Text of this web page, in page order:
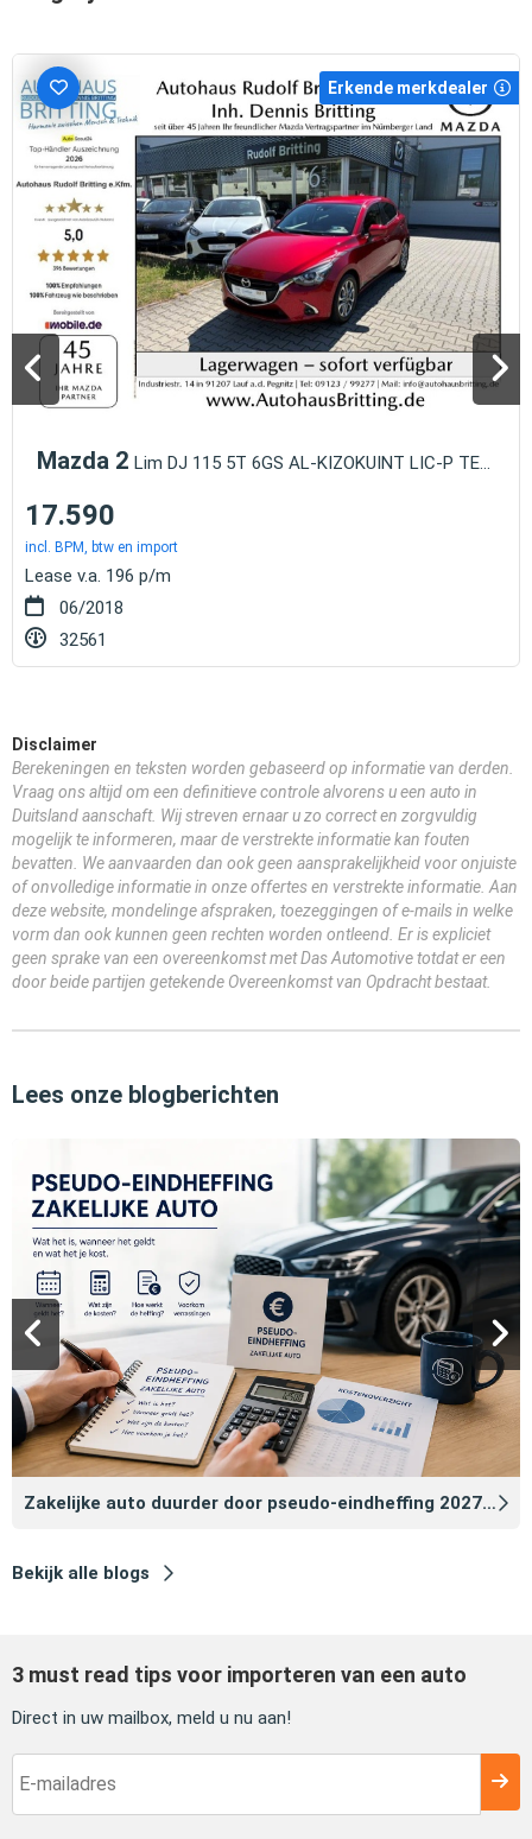
Erkende merkdealer
Mazda 2 Lim DJ 115 5T 6GS AL-KIZOKUINT LIC-P TEC-P NAVI
17.590
incl. BPM, btw en import
Lease v.a. 196 p/m
06/2018
32561
Disclaimer
Berekeningen en teksten worden gebaseerd op informatie van derden.
Vraag ons altijd om een definitieve controle alvorens u een auto in
Duitsland aanschaft. Wij streven ernaar u zo correct en zorgvuldig
mogelijk te informeren, maar de verstrekte informatie kan fouten
bevatten. We aanvaarden dan ook geen aansprakelijkheid voor onjuiste
of onvolledige informatie in onze offertes en verstrekte informatie. Aan
deze website, mondelinge afspraken, toezeggingen of e-mails in welke
vorm dan ook kunnen geen rechten worden ontleend. Er is expliciet
geen sprake van een overeenkomst met Das Automotive totdat er een
door beide partijen getekende Overeenkomst van Opdracht bestaat.
Lees onze blogberichten
Zakelijke auto duurder door pseudo‑eindheffing 2027: zo voorkomt u dat
Bekijk alle blogs
3 must read tips voor importeren van een auto
Direct in uw mailbox, meld u nu aan!